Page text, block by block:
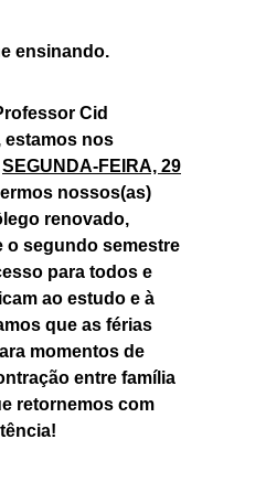
ensinando.
Cid
estamos nos
SEGUNDA-FEIRA, 29
nossos(as)
renovado,
o segundo semestre
para todos e
ao estudo e à
que as férias
momentos de
entre família
retornemos com